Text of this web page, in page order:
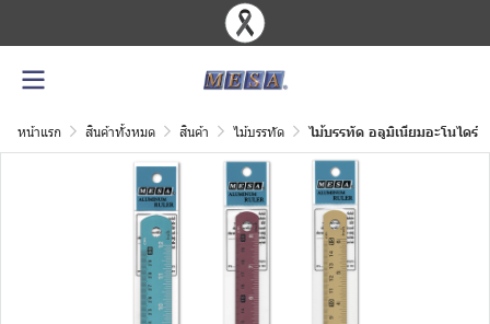
หน้าแรก สินค้าทั้งหมด สินค้า ไม้บรรทัด ไม้บรรทัด อลูมิเนียมอะโนไดร์